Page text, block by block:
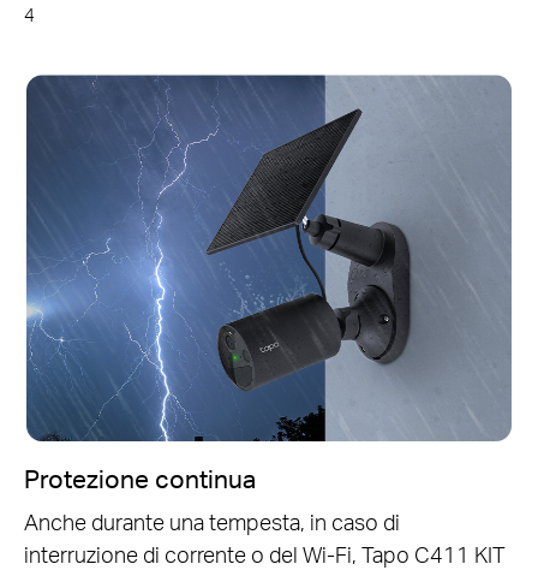
4
Protezione continua
Anche durante una tempesta, in caso di
interruzione di corrente o del Wi-Fi, Tapo C411 KIT